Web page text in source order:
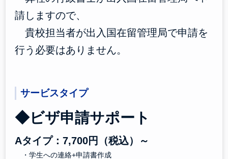
請しますので、
貴校担当者が出入国在留管理局で申請を
行う必要はありません。
サービスタイプ
◆ビザ申請サポート
Aタイプ：7,700円（税込）～
・学生への連絡+申請書作成